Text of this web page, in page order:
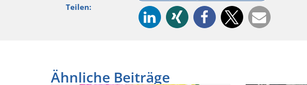
Teilen:
Ähnliche Beiträge